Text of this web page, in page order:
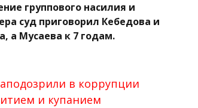
группового насилия и
суд приговорил Кебедова и
а Мусаева к 7 годам.
в коррупции
и купанием